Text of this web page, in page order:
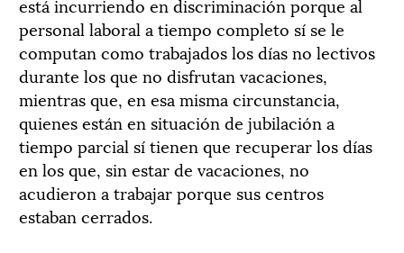
está incurriendo en discriminación porque al
personal laboral a tiempo completo sí se le
computan como trabajados los días no lectivos
durante los que no disfrutan vacaciones,
mientras que, en esa misma circunstancia,
quienes están en situación de jubilación a
tiempo parcial sí tienen que recuperar los días
en los que, sin estar de vacaciones, no
acudieron a trabajar porque sus centros
estaban cerrados.